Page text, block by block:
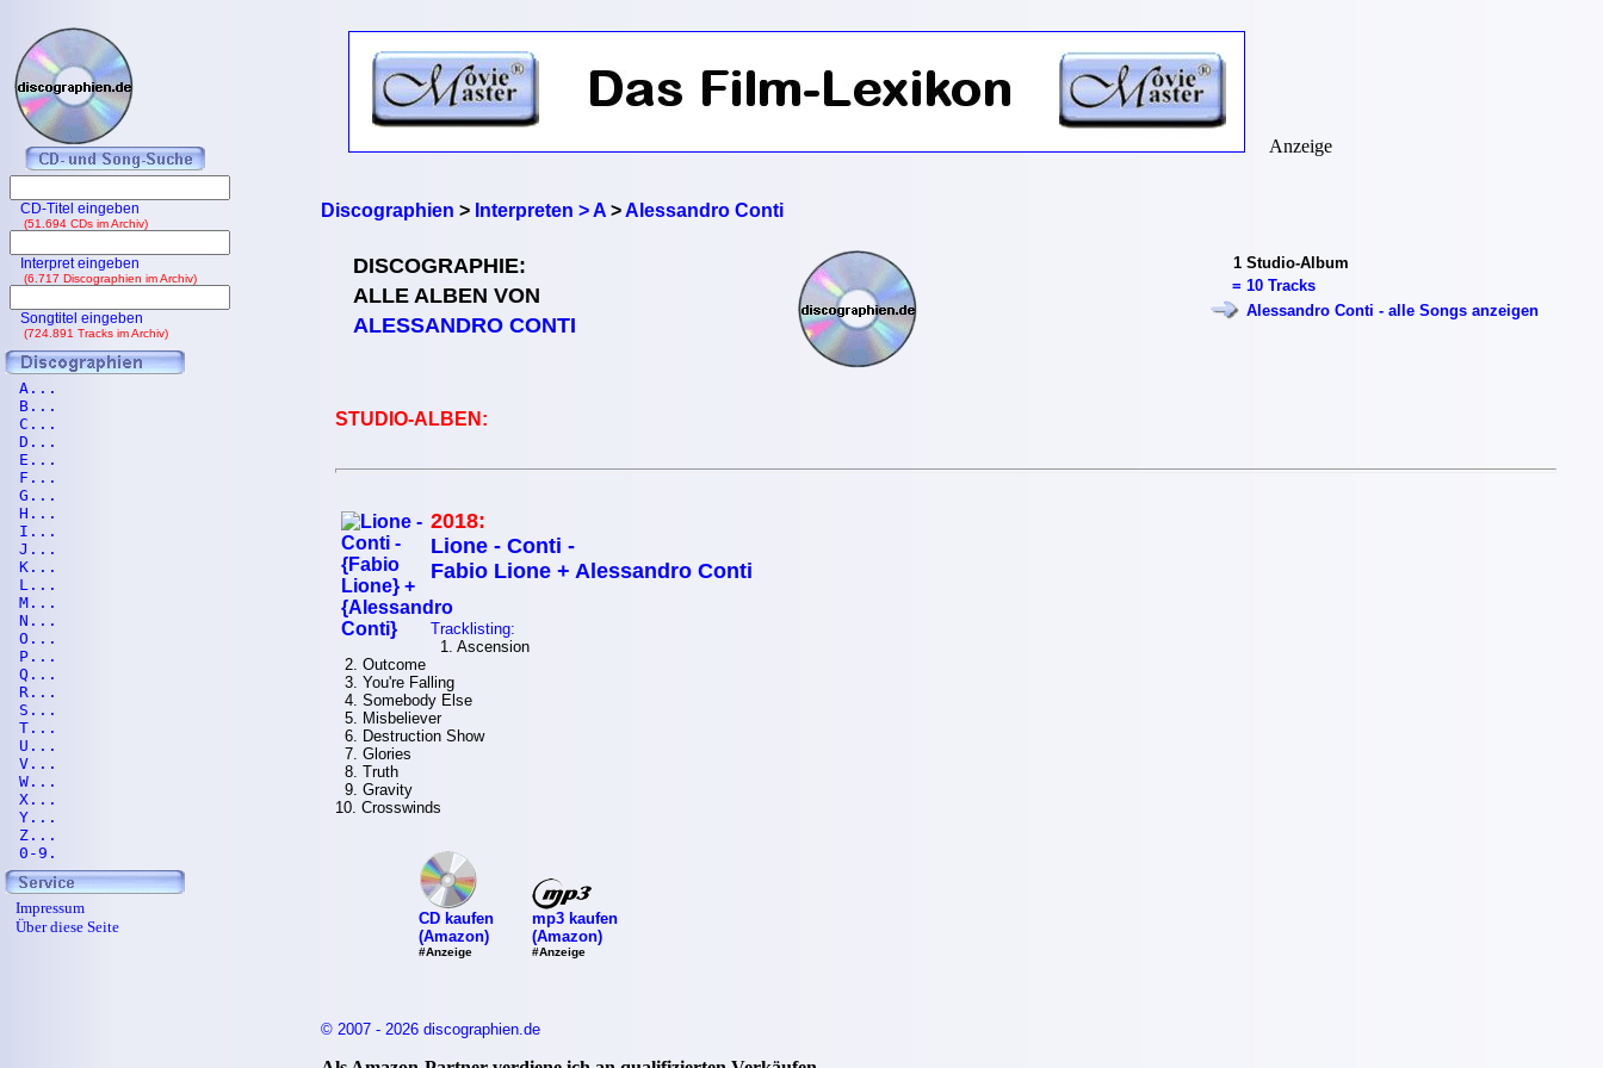
Discographien > Interpreten > A>Alessandro Conti
DISCOGRAPHIE:
ALLE ALBEN VON
ALESSANDRO CONTI
1 Studio-Album
= 10 Tracks
Alessandro Conti - alle Songs anzeigen
STUDIO-ALBEN:
2018:
Lione - Conti -
Fabio Lione + Alessandro Conti
Tracklisting:
1. Ascension
2. Outcome
3. You're Falling
4. Somebody Else
5. Misbeliever
6. Destruction Show
7. Glories
8. Truth
9. Gravity
10. Crosswinds
CD kaufen
(Amazon)
#Anzeige
mp3 kaufen
(Amazon)
#Anzeige
© 2007 - 2026 discographien.de
Anzeige
CD-Titel eingeben
(51.694 CDs im Archiv)
Interpret eingeben
(6.717 Discographien im Archiv)
Songtitel eingeben
(724.891 Tracks im Archiv)
A...
B...
C...
D...
E...
F...
G...
H...
I...
J...
K...
L...
M...
N...
O...
P...
Q...
R...
S...
T...
U...
V...
W...
X...
Y...
Z...
0-9.
Impressum
Über diese Seite